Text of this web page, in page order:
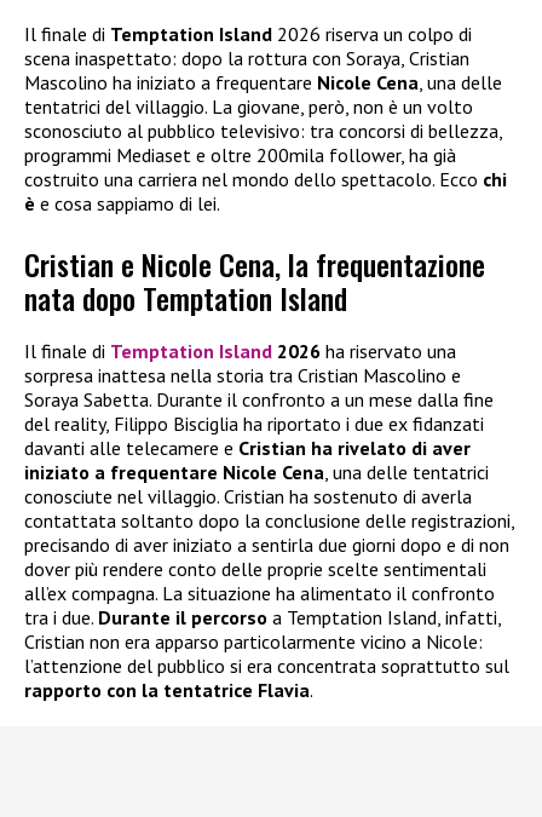
Il finale di Temptation Island 2026 riserva un colpo di
scena inaspettato: dopo la rottura con Soraya, Cristian
Mascolino ha iniziato a frequentare Nicole Cena , una delle
tentatrici del villaggio. La giovane, però, non è un volto
sconosciuto al pubblico televisivo: tra concorsi di bellezza,
programmi Mediaset e oltre 200mila follower, ha già
costruito una carriera nel mondo dello spettacolo. Ecco chi
è e cosa sappiamo di lei.
Cristian e Nicole Cena, la frequentazione
nata dopo Temptation Island
Il finale di Temptation Island 2026 ha riservato una
sorpresa inattesa nella storia tra Cristian Mascolino e
Soraya Sabetta. Durante il confronto a un mese dalla fine
del reality, Filippo Bisciglia ha riportato i due ex fidanzati
davanti alle telecamere e Cristian ha rivelato di aver
iniziato a frequentare Nicole Cena, una delle tentatrici
conosciute nel villaggio. Cristian ha sostenuto di averla
contattata soltanto dopo la conclusione delle registrazioni,
precisando di aver iniziato a sentirla due giorni dopo e di non
dover più rendere conto delle proprie scelte sentimentali
all’ex compagna. La situazione ha alimentato il confronto
tra i due. Durante il percorso a Temptation Island, infatti,
Cristian non era apparso particolarmente vicino a Nicole:
l’attenzione del pubblico si era concentrata soprattutto sul
rapporto con la tentatrice Flavia.